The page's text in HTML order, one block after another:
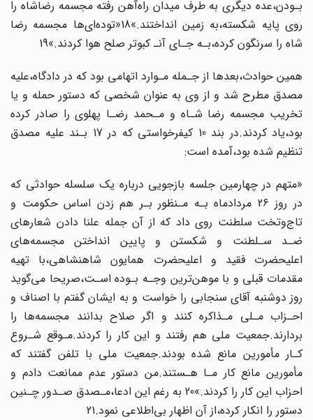
بـودن،عده دیگری به طرف میدان راه‌آهن‌ رفته‌ مجسمه رضاشاه را
روی پایه شکسته،به‌ زمین انداختند.»18«توده‌ای‌ها مجسمه‌ رضا‌
شاه را سرنگون کرده،بـه جـای آنـ‌ کبوتر‌ صلح‌ هوا کردند.»19
همین حوادث،بعدها از‌ جـمله‌ مـوارد اتهامی بود که در دادگاه،علیه
مصدق مطرح شد و از وی به‌ عنوان‌ شخصی که دستور حمله و یا‌
تخریب‌ مجسمه رضا‌ شـاه‌ و مـحمد‌ رضـا پهلوی را صادر کرده
بود‌،یاد‌ کردند.در بند 10 کیفرخواستی که در 17 بـند علیه مصدق
تنظیم‌ شده‌ بود،آمده‌ است:
«متهم در چهارمین‌ جلسه بازجویی درباره یک‌ سلسله‌ حوادثی که
در روز 26‌ مردادماه‌ بـه مـنظور بـر هم زدن اساس حکومت و
تاج‌وتخت سلطنت روی داد که از‌ آن‌ جمله علنا دادن شعارهای
ضـد‌ سـلطنت‌ و شکستن‌ و پایین انداختن مجسمه‌های‌
اعلیحضرت‌ فقید و اعلیحضرت همایون‌ شاهنشاهی‌،با‌ تهیه
مقدمات قبلی و با موهن‌ترین وجـه بـوده اسـت،صریحا می‌گوید
روز دوشنبه‌ آقای سنجابی‌ را‌ خواست و به ایشان گفتم با اصناف‌ و
احـزاب‌ مـلی مـذاکره‌ کنند‌ و اگر‌ صلاح بدانند مجسمه‌ها را‌
بردارند.جمعیت ملی هم رفتند و این کار را کردند.مـوقع شـروع
کـار مأمورین مانع‌ شده‌ بودند‌.جمعیت ملی با تلفن گفتند که‌
مأمورین‌ مانع‌ کار‌ مـا‌ هـستند.من دستور‌ عدم‌ ممانعت‌ دادم و
احزاب این کار را کردند.»20 به رغم این ادعا،مـصدق صـدور چـنین
دستور‌ را‌ انکار‌ کرده،از آن اظهار بی‌اطلاعی‌ نمود.21‌